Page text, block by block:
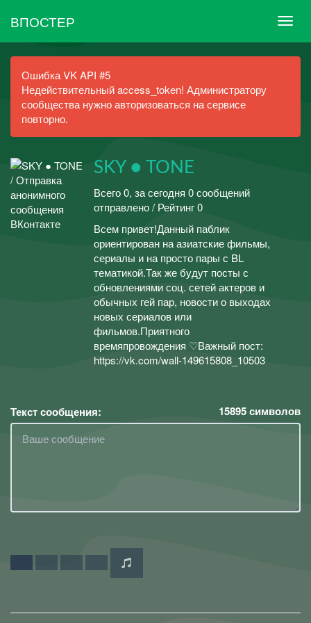
ВПОСТЕР
Ошибка VK API #5
Недействительный access_token! Администратору
сообщества нужно авторизоваться на сервисе
повторно.
SKY ● TONE
Всего 0, за сегодня 0 сообщений
отправлено / Рейтинг 0
Всем привет!Данный паблик
ориентирован на азиатские фильмы,
сериалы и на просто пары с BL
тематикой.Так же будут посты с
обновлениями соц. сетей актеров и
обычных гей пар, новости о выходах
новых сериалов или
фильмов.Приятного
времяпровождения ♡Важный пост:
https://vk.com/wall-149615808_10503
Текст сообщения: 15895символов